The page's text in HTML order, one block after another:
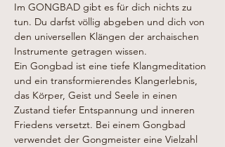
Im GONGBAD gibt es für dich nichts zu
tun. Du darfst völlig abgeben und dich von
den universellen Klängen der archaischen
Instrumente getragen wissen.
Ein Gongbad ist eine tiefe Klangmeditation
und ein transformierendes Klangerlebnis,
das Körper, Geist und Seele in einen
Zustand tiefer Entspannung und inneren
Friedens versetzt. Bei einem Gongbad
verwendet der Gongmeister eine Vielzahl